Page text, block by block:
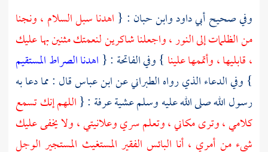
وفي صحيحأبي داودوابن حبان : { اهدنا سبل السلام ، ونجنا
من الظلمات إلى النور ، واجعلنا شاكرين لنعمتك مثنين بها عليك
، قابليها ، وأتممها علينا } وفي الفاتحة : { اهدنا الصراط المستقيم
} وفي الدعاء الذي رواهالطبرانيعنابن عباسقال : مما دعا به
رسول الله صلى الله عليه وسلم عشية عرفة : {اللهم إنك تسمع
كلامي ، وترى مكاني ، وتعلم سري وعلانيتي ، ولا يخفى عليك
شيء من أمري ، أنا البائس الفقير المستغيث المستجير الوجل